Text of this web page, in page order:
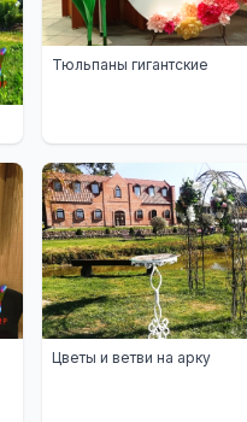
Тюльпаны гигантские
Цветы и ветви на арку